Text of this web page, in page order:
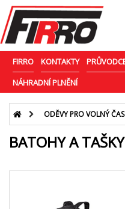
FIRRO KONTAKTY
NÁHRADNÍ PLNĚNÍ
ODĚVY PRO VOLNÝ ČAS
BATOHY A TAŠKY